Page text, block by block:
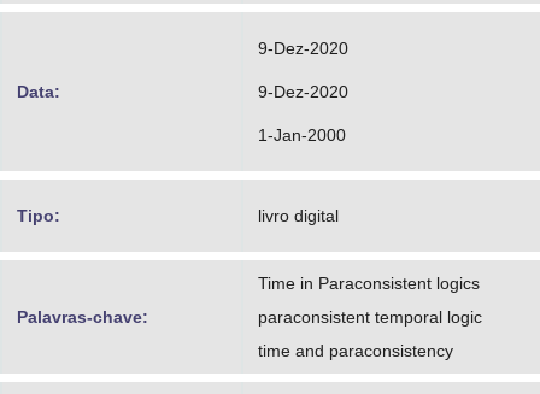
Data:
9-Dez-2020
9-Dez-2020
1-Jan-2000
Tipo: livro digital
Palavras-chave:
Time in Paraconsistent logics
paraconsistent temporal logic
time and paraconsistency